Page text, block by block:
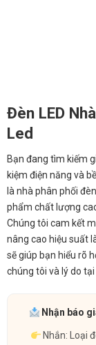
Đèn LED
Led
Bạn đang tìm kiếm
kiệm điện năng và
là nhà phân phối
phẩm chất lượng
Chúng tôi cam kết
nâng cao hiệu suất
sẽ giúp bạn hiểu rõ
chúng tôi và lý do
Nhận báo
Nhắn: Loại